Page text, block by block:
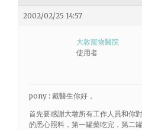
2002/02/25 14:57
大敦寵物醫院
使用者
pony : 戴醫生你好，
首先要感謝大墩所有工作人員和你
的悉心照料，第一罐藥吃完，第二